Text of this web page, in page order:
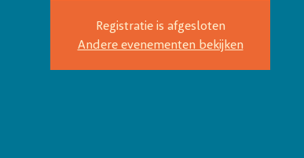
Registratie is afgesloten
Andere evenementen bekijken